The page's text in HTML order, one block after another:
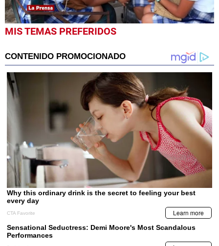
0
seconds
minutes,
0
MIS TEMAS PREFERIDOS